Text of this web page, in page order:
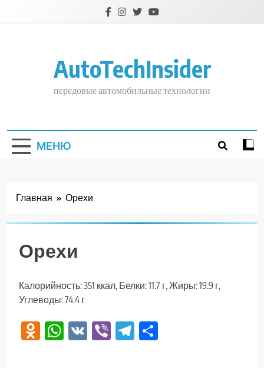
AutoTechInsider
передовые автомобильные технологии
МЕНЮ
Главная Орехи
Орехи
Калорийность: 351 ккал, Белки: 11.7 г, Жиры: 19.9 г,
Углеводы: 74.4 г
Odnoklassniki
WhatsApp
VK ViberTelegram